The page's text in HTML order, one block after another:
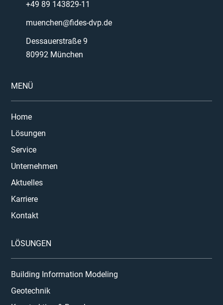
+49 89 143829-11
muenchen@fides-dvp.de
Dessauerstraße 9
80992 München
MENÜ
Home
Lösungen
Service
Unternehmen
Aktuelles
Karriere
Kontakt
LÖSUNGEN
Building Information Modeling
Geotechnik